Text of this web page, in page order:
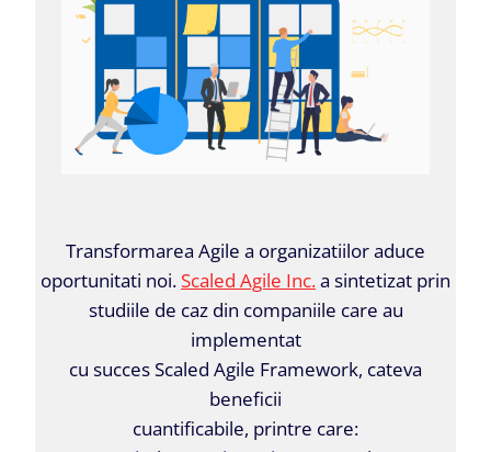
Transformarea Agile a organizatiilor aduce
oportunitati noi.Scaled Agile Inc.a sintetizat prin
studiile de caz din companiile care au
implementat
cu succes Scaled Agile Framework, cateva
beneficii
cuantificabile, printre care: